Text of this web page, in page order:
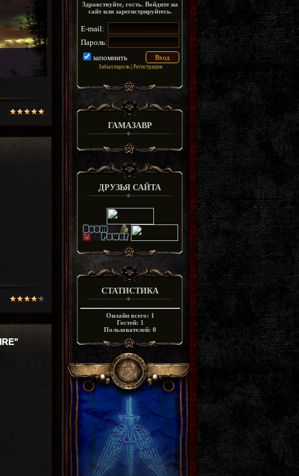
Здравствуйте, гость. Войдите на
сайт или зарегистрируйтесь.
E-mail:
Пароль:
запомнить
Забыл пароль| Регистрация
ГАМАЗАВР
ДРУЗЬЯ САЙТА
СТАТИСТИКА
Онлайн всего: 1
Гостей: 1
Пользователей: 0